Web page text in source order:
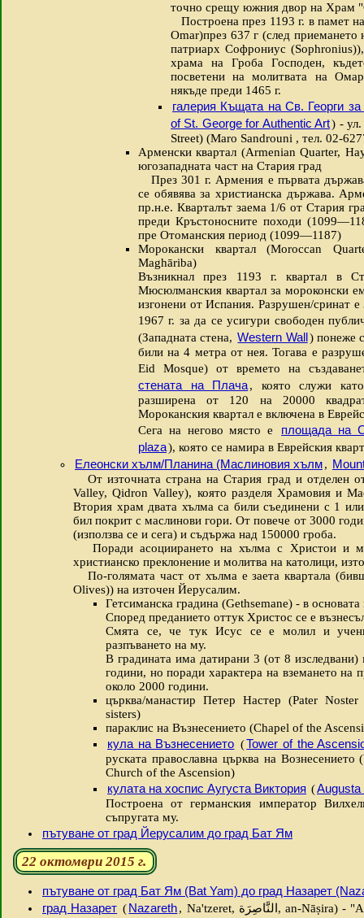
точно срещу южния двор на Храм
Построена през 1193 г. в памет
Omar)през 637 г (след приемането
патриарх Софрониус
храма на Гроба Господен,
посветени на молитвата на
някъде преди 1465 г.
галерия Къщата на Св. Георги за
of St. George for Authentic Art) -
Street) (Maro Sandrouni , тел. 02-
Арменски квартал (Armenian Quarter,
югозападната част на Стария град
През 301 г. Армения е първата
се обявява за христианска държава.
пр.н.е. Кварталът заема 1/6 от Стария
преди Кръстоносните походи
пре Отоманския период (1099—1187)
Морокански квартал (Moroccan
Maghāriba)
Възникнал през 1193 г. квартал в
Мюсюлманския квартал за мороконски
изгонени от Испания. Разрушен/сринат
1967 г. за да се усигури свободен
(Западната стена, Western Wall) понеже
били на 4 метра от нея. Тогава е
Eid Mosque) от времето на
стената на Плача, която служи
разширена от 120 на 20000
Мороканския квартал е включена в
Сега на негово място е
площада на
plaza), която се намира в Еврейския
Елеонски хълм/Планина (Маслиновия хълм,
От източната страна на Стария град и отделен
Valley, Qidron Valley), която разделя Храмовия и
Втория храм двата хълма са били съединени с 1
бил покрит с маслинови гори. От повече от 3000
(използва се и сега) и съдържа над 150000 гроба.
Поради асоциирането на хълма с Христои и
христианско преклонение и молитва на католици,
По-голямата част от хълма е заета квартала
Olives)) на източен Йерусалим.
Гетсиманска градина (Gethsemane) - в
Според преданието оттук Христос се е
Смята се, че тук Исус се е молил и
разпъването на му.
В градината има датирани 3 (от 8
години, но поради характера на вземането на
около 2000 години.
църква/манастир Петер Настер (Pater
sisters)
параклис на Възнесението (Chapel of the
кула на Възнесението (Tower of the
руската православна църква на
Church of the Ascension)
кулата на хоспис Аугуста Виктория (Augusta
Построена от германския император
съпругата му.
пътуване от град Йерусалим до град Бат Ям
22 октомври 2015 г.
пътуване от град Бат Ям (Bat Yam) до град Назарет
град Назарет (Nazareth, Na'tzeret, النَّاصِرَة, an-Nāṣira) - "Арабската столица на Израел" ("the